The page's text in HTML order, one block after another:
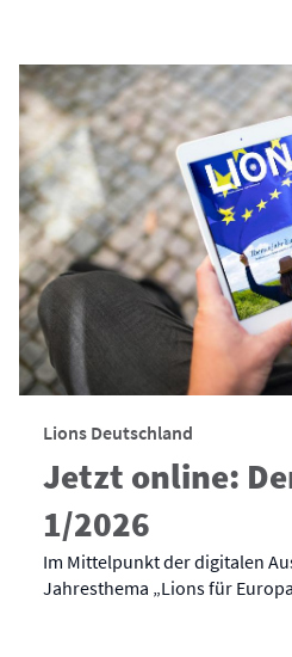
Lions Deutschland
Jetzt online:
1/2026
Im Mittelpunkt der digitalen
Jahresthema „Lions für